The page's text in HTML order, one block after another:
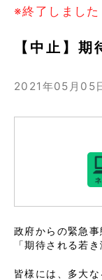
※終了しました
【中止】
2021年05月05
政府からの緊急
「期待される若
皆様には、多大